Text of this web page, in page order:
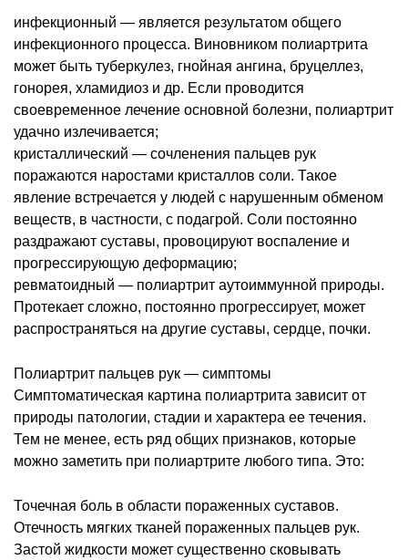
инфекционный ― является результатом общего
инфекционного процесса. Виновником полиартрита
может быть туберкулез, гнойная ангина, бруцеллез,
гонорея, хламидиоз и др. Если проводится
своевременное лечение основной болезни, полиартрит
удачно излечивается;
кристаллический ― сочленения пальцев рук
поражаются наростами кристаллов соли. Такое
явление встречается у людей с нарушенным обменом
веществ, в частности, с подагрой. Соли постоянно
раздражают суставы, провоцируют воспаление и
прогрессирующую деформацию;
ревматоидный ― полиартрит аутоиммунной природы.
Протекает сложно, постоянно прогрессирует, может
распространяться на другие суставы, сердце, почки.
Полиартрит пальцев рук ― симптомы
Симптоматическая картина полиартрита зависит от
природы патологии, стадии и характера ее течения.
Тем не менее, есть ряд общих признаков, которые
можно заметить при полиартрите любого типа. Это:
Точечная боль в области пораженных суставов.
Отечность мягких тканей пораженных пальцев рук.
Застой жидкости может существенно сковывать